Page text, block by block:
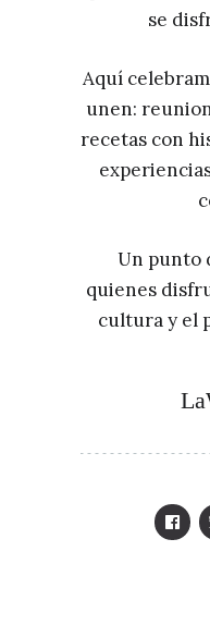
se
Aquí
unen:
recetas con
Un punto
quienes
cultura y el